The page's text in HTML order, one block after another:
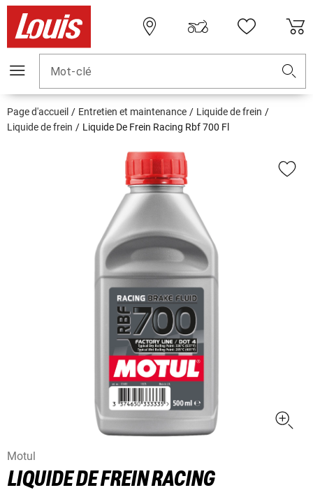
Mot-clé
Page d'accueil Entretien et maintenance
Liquide de frein
Liquide de frein
Liquide De Frein Racing Rbf 700 Fl
Motul
LIQUIDE DE FREIN RACING